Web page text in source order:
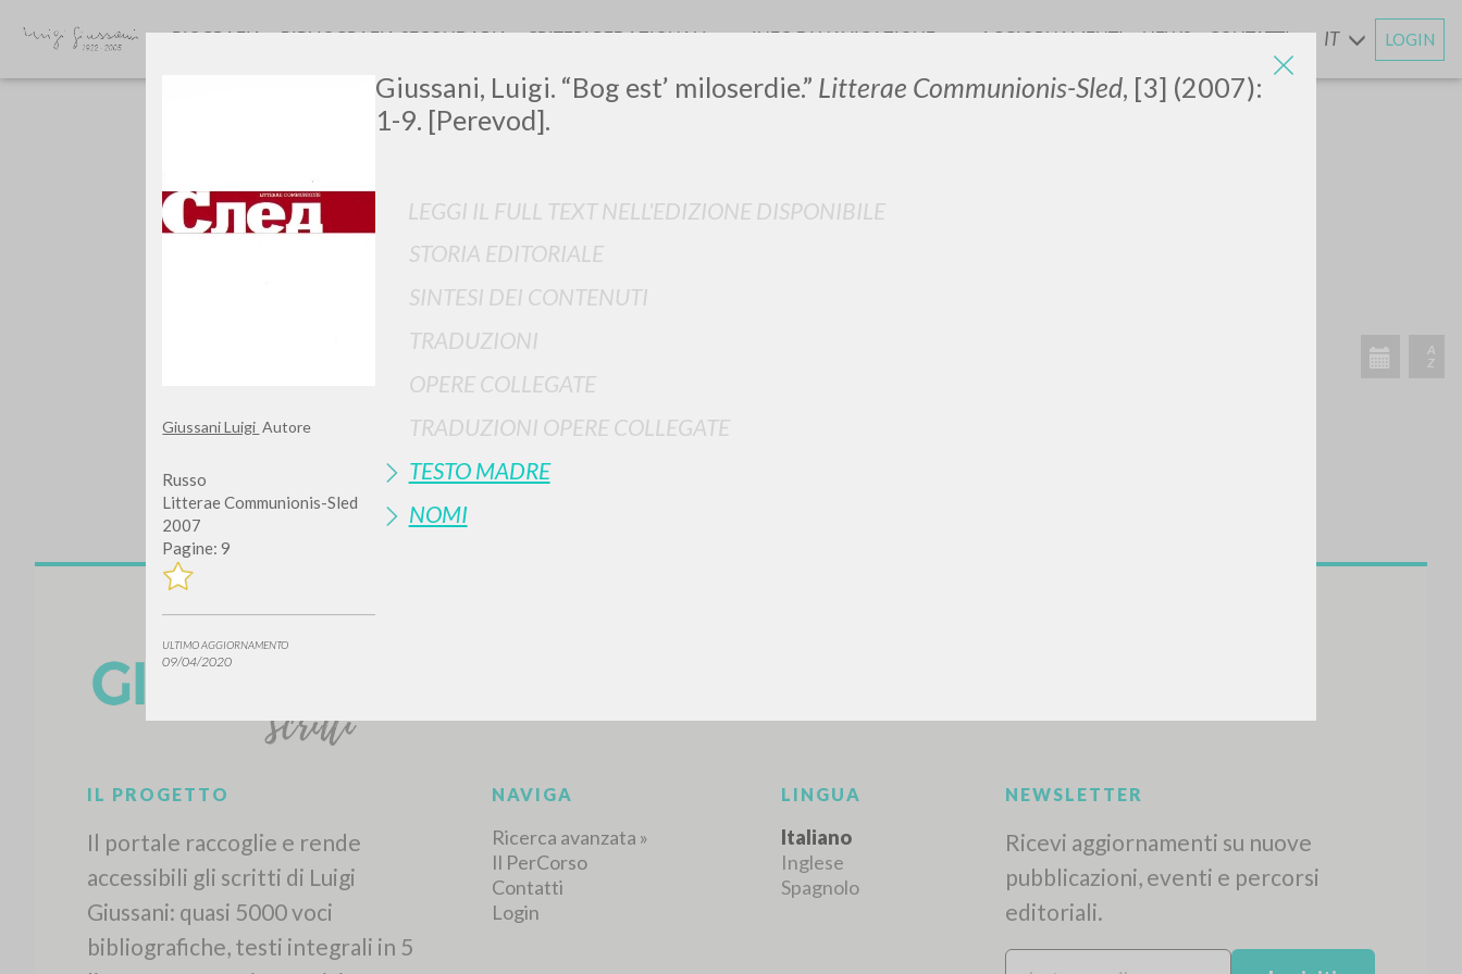
Giussani Luigi Autore
Russo
Litterae Communionis-Sled
2007
Pagine: 9
ULTIMO AGGIORNAMENTO
09/04/2020
Giussani, Luigi. “Bog est’ miloserdie.” Litterae Communionis-Sled, [3] (2007):
1-9. [Perevod].
LEGGI IL FULL TEXT NELL'EDIZIONE DISPONIBILE
STORIA EDITORIALE
SINTESI DEI CONTENUTI
TRADUZIONI
OPERE COLLEGATE
TRADUZIONI OPERE COLLEGATE
TESTO MADRE
NOMI
LUIGI
GIUSSANI
scritti
BIOGRAFIA BIBLIOGRAFIA SECONDARIA CRITERI REDAZIONALI INFO DI NAVIGAZIONE AGGIORNAMENTIENEWS CONTATTI IT LOGIN
TIPOLOGIA OPERA LINGUA ATTIVITÀ RECENTI